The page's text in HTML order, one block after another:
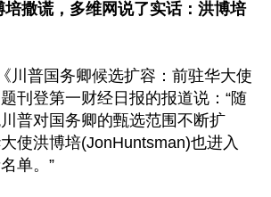
培撒谎，多维网说了实话：洪博培
川普国务卿候选扩容：前驻华大使
刊登第一财经日报的报道说：“随
普对国务卿的甄选范围不断扩
使洪博培(JonHuntsman)也进入
单。”